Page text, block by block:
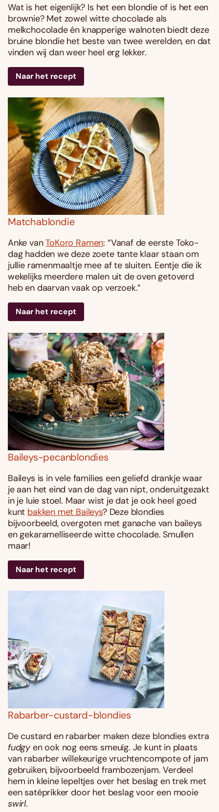
Wat is het eigenlijk? Is het een blondie of is het een
brownie? Met zowel witte chocolade als
melkchocolade én knapperige walnoten biedt deze
bruine blondie het beste van twee werelden, en dat
vinden wij dan weer heel erg lekker.
Naar het recept
Matchablondie
Anke vanToKoro Ramen: “Vanaf de eerste Toko-
dag hadden we deze zoete tante klaar staan om
jullie ramenmaaltje mee af te sluiten. Eentje die ik
wekelijks meerdere malen uit de oven getoverd
heb en daarvan vaak op verzoek.”
Naar het recept
Baileys-pecanblondies
Baileys is in vele families een geliefd drankje waar
je aan het eind van de dag van nipt, onderuitgezakt
in je luie stoel. Maar wist je dat je ook heel goed
kunt bakken met Baileys? Deze blondies
bijvoorbeeld, overgoten met ganache van baileys
en gekaramelliseerde witte chocolade. Smullen
maar!
Naar het recept
Rabarber-custard-blondies
De custard en rabarber maken deze blondies extra
fudgyen ook nog eens smeuïg. Je kunt in plaats
van rabarber willekeurige vruchtencompote of jam
gebruiken, bijvoorbeeld frambozenjam. Verdeel
hem in kleine lepeltjes over het beslag en trek met
een satéprikker door het beslag voor een mooie
swirl.